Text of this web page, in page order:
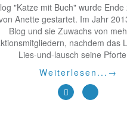
"Katze mit Buch" wurde
Anette gestartet. Im Jahr
Blog und sie Zuwachs von
nachdem das
Lies-und-lausch seine
Weiterlesen... →